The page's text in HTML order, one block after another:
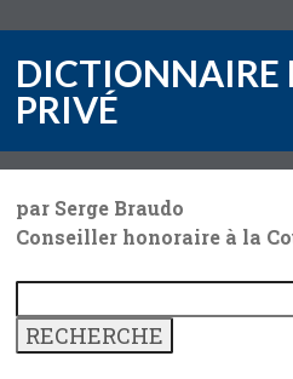
DICTIONNAIRE
PRIVÉ
par Serge Braudo
Conseiller honoraire à la